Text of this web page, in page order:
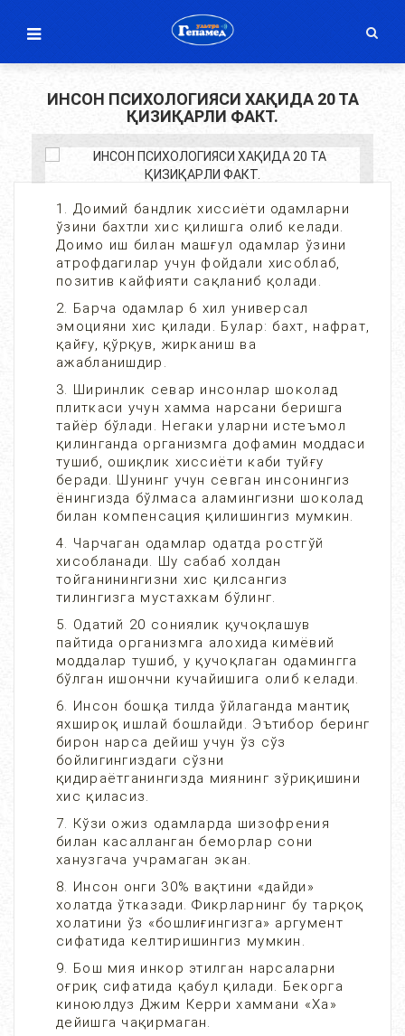
ИНСОН ПСИХОЛОГИЯСИ ХАҚИДА 20 ТА
ҚИЗИҚАРЛИ ФАКТ.
1. Доимий бандлик хиссиёти одамларни
ўзини бахтли хис қилишга олиб келади.
Доимо иш билан машғул одамлар ўзини
атрофдагилар учун фойдали хисоблаб,
позитив кайфияти сақланиб қолади.
2. Барча одамлар 6 хил универсал
эмоцияни хис қилади. Булар: бахт, нафрат,
қайғу, қўрқув, жирканиш ва
ажабланишдир.
3. Ширинлик севар инсонлар шоколад
плиткаси учун хамма нарсани беришга
тайёр бўлади. Негаки уларни истеъмол
қилинганда организмга дофамин моддаси
тушиб, ошиқлик хиссиёти каби туйғу
беради. Шунинг учун севган инсонингиз
ёнингизда бўлмаса аламингизни шоколад
билан компенсация қилишингиз мумкин.
4. Чарчаган одамлар одатда ростгўй
хисобланади. Шу сабаб холдан
тойганинингизни хис қилсангиз
тилингизга мустахкам бўлинг.
5. Одатий 20 сониялик қучоқлашув
пайтида организмга алохида кимёвий
моддалар тушиб, у қучоқлаган одамингга
бўлган ишончни кучайишига олиб келади.
6. Инсон бошқа тилда ўйлаганда мантиқ
яхшироқ ишлай бошлайди. Эътибор беринг
бирон нарса дейиш учун ўз сўз
бойлигингиздаги сўзни
қидираётганингизда миянинг зўриқишини
хис қиласиз.
7. Кўзи ожиз одамларда шизофрения
билан касалланган беморлар сони
ханузгача учрамаган экан.
8. Инсон онги 30% вақтини «дайди»
холатда ўтказади. Фикрларнинг бу тарқоқ
холатини ўз «бошлиғингизга» аргумент
сифатида келтиришингиз мумкин.
9. Бош мия инкор этилган нарсаларни
оғриқ сифатида қабул қилади. Бекорга
киноюлдуз Джим Керри хаммани «Ха»
дейишга чақирмаган.